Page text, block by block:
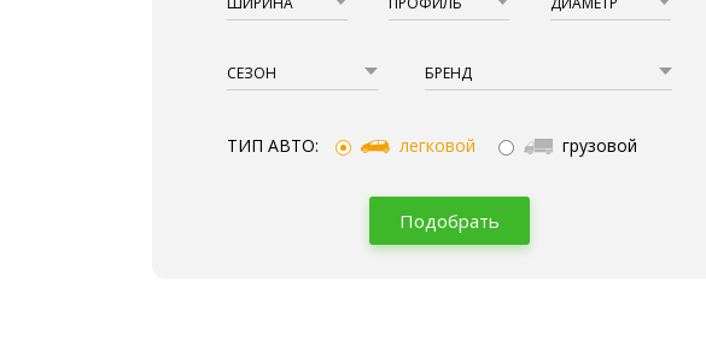
СЕЗОН БРЕНД
ТИП АВТО: легковой грузовой
Подобрать